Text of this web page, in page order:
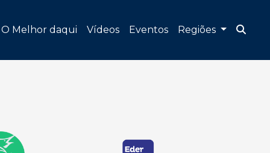
O Melhor daqui Vídeos Eventos Regiões